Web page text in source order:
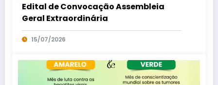
Edital de Convocação Assembleia
Geral Extraordinária
15/07/2026